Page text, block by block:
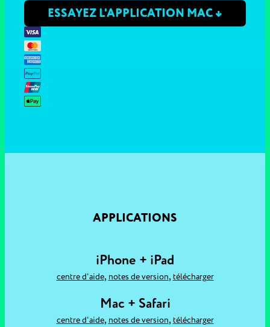
ESSAYEZ L'APPLICATION MAC ↓
APPLICATIONS
iPhone + iPad
centre d'aide, notes de version, télécharger
Mac + Safari
centre d'aide, notes de version, télécharger